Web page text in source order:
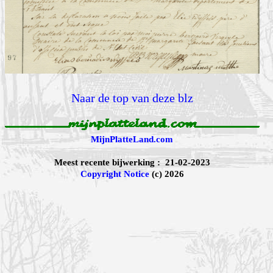
Naar de top van deze blz
MijnPlatteLand.com
Meest recente bijwerking : 21-02-2023
Copyright Notice(c) 2026